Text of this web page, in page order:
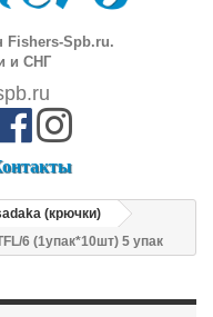
Fishers-Spb.ru.
и СНГ
(крючки)
6 (1упак*10шт) 5 упак